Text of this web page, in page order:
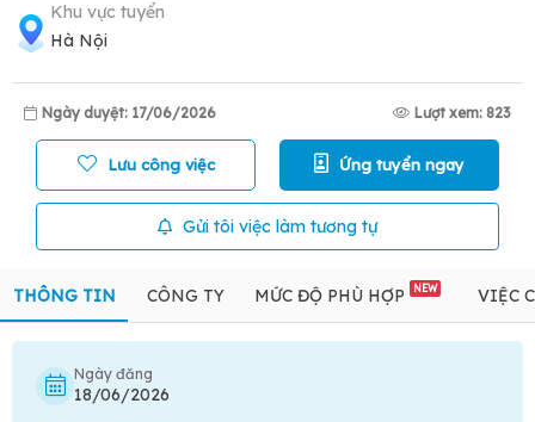
Khu vực tuyển
Hà Nội
Ngày duyệt: 17/06/2026 Lượt xem: 823
Lưu công việc Ứng tuyển ngay
Gửi tôi việc làm tương tự
THÔNG TIN CÔNG TY MỨC ĐỘ PHÙ HỢP NEW VIỆC
Ngày đăng
18/06/2026